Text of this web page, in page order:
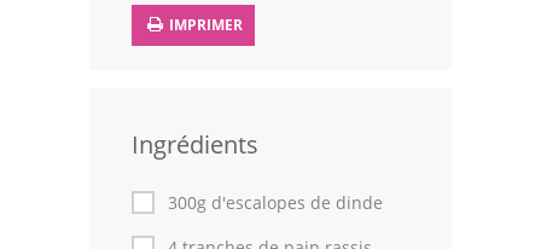
Astuces de cuisine
Fêtes Religieuses
Chefs
IMPRIMER
Ingrédients
300g d'escalopes de dinde